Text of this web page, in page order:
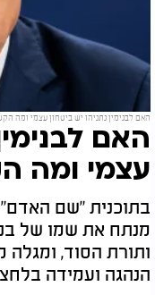
האם לבנימין נתניהו יש ביטחון עצמי ומה
האם
עצמי ומה
מנתח את שמו של
ותורת הסוד, ומגלה
הנהגה ועמידה